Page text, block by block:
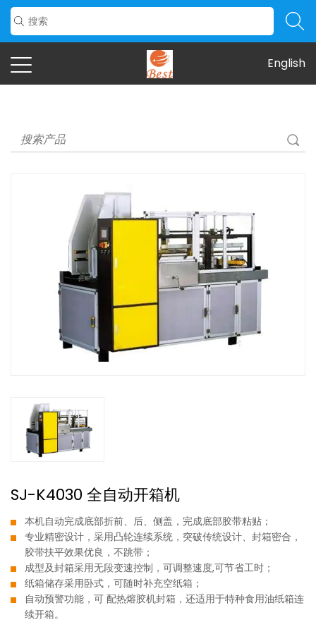
English
SJ-K4030 全自动开箱机
本机自动完成底部折前、后、侧盖，完成底部胶带粘贴；
专业精密设计，采用凸轮连续系统，突破传统设计、封箱密合，
胶带扶平效果优良，不跳带；
成型及封箱采用无段变速控制，可调整速度,可节省工时；
纸箱储存采用卧式，可随时补充空纸箱；
自动预警功能，可 配热熔胶机封箱，还适用于特种食用油纸箱连
续开箱。